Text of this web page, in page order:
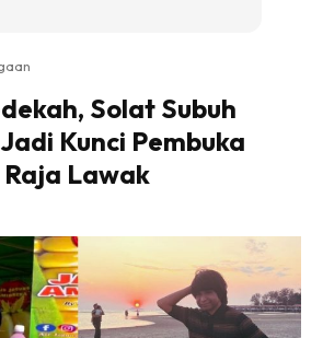
Solat Subuh
Kunci Pembuka
Raja Lawak